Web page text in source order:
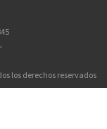
los derechos reservados